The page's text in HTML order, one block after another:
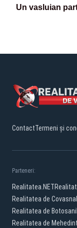
Un vasluian
ContactTermeni și
Parteneri:
Realitatea.NET
Realitatea de Covasna
Realitatea de Botosani
Realitatea de